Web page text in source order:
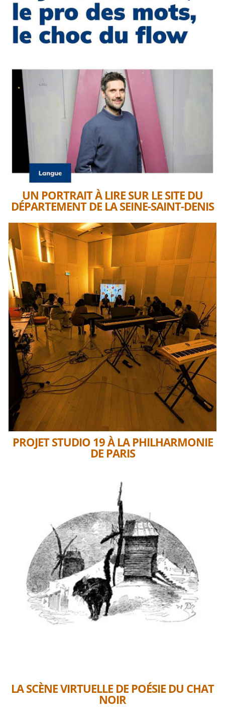
UN PORTRAIT À LIRE SUR LE SITE DU
DÉPARTEMENT DE LA SEINE-SAINT-DENIS
PROJET STUDIO 19 À LA PHILHARMONIE
DE PARIS
LA SCÈNE VIRTUELLE DE POÉSIE DU CHAT
NOIR